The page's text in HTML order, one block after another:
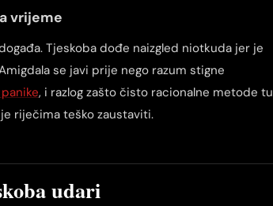
vrijeme
Tjeskoba dođe naizgled niotkuda jer je
se javi prije nego razum stigne
, i razlog zašto čisto racionalne metode tu
riječima teško zaustaviti.
udari